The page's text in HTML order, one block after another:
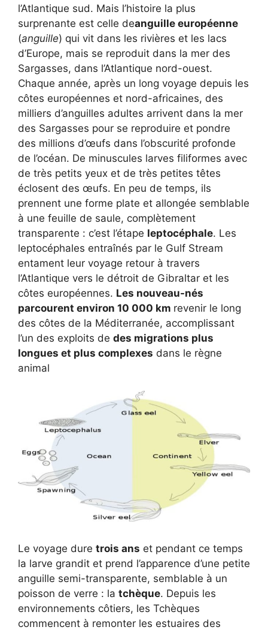
l’Atlantique sud. Mais l’histoire la plus
surprenante est celle deanguille européenne
(anguille) qui vit dans les rivières et les lacs
d’Europe, mais se reproduit dans la mer des
Sargasses, dans l’Atlantique nord-ouest.
Chaque année, après un long voyage depuis les
côtes européennes et nord-africaines, des
milliers d’anguilles adultes arrivent dans la mer
des Sargasses pour se reproduire et pondre
des millions d’œufs dans l’obscurité profonde
de l’océan. De minuscules larves filiformes avec
de très petits yeux et de très petites têtes
éclosent des œufs. En peu de temps, ils
prennent une forme plate et allongée semblable
à une feuille de saule, complètement
transparente : c’est l’étape leptocéphale. Les
leptocéphales entraînés par le Gulf Stream
entament leur voyage retour à travers
l’Atlantique vers le détroit de Gibraltar et les
côtes européennes. Les nouveau-nés
parcourent environ 10 000 km revenir le long
des côtes de la Méditerranée, accomplissant
l’un des exploits de des migrations plus
longues et plus complexes dans le règne
animal
Le voyage dure trois ans et pendant ce temps
la larve grandit et prend l’apparence d’une petite
anguille semi-transparente, semblable à un
poisson de verre : la tchèque. Depuis les
environnements côtiers, les Tchèques
commencent à remonter les estuaires des